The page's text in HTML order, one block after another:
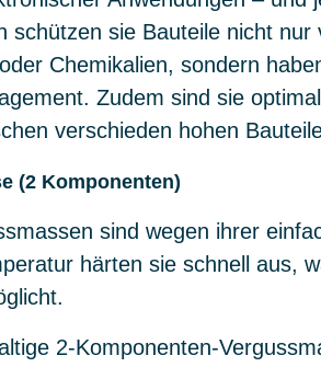
schützen sie Bauteile nicht
Chemikalien, sondern
Zudem sind sie
verschieden hohen
(2 Komponenten)
sind wegen ihrer
härten sie schnell aus,
2-Komponenten-